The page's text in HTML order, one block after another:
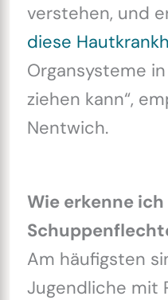
verstehen, und
diese
Organsysteme
ziehen kann“,
Nentwich.
Wie erkenne
Am häufigsten
Jugendliche mit